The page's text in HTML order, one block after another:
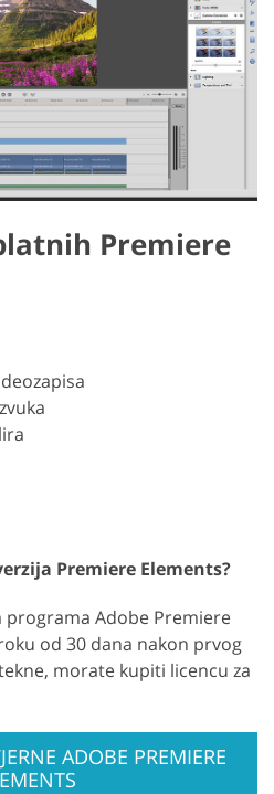
Premiere
Premiere Elements?
programa Adobe Premiere
od 30 dana nakon prvog
morate kupiti licencu za
ADOBE PREMIERE